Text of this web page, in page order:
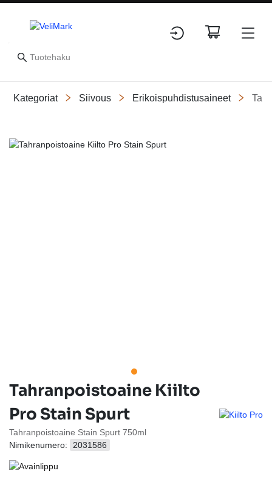
Kategoriat Siivous Erikoispuhdistusaineet
Slide 1 of 1
Tahranpoistoaine Kiilto
Pro Stain Spurt
Tahranpoistoaine Stain Spurt 750ml
Nimikenumero:
2031586